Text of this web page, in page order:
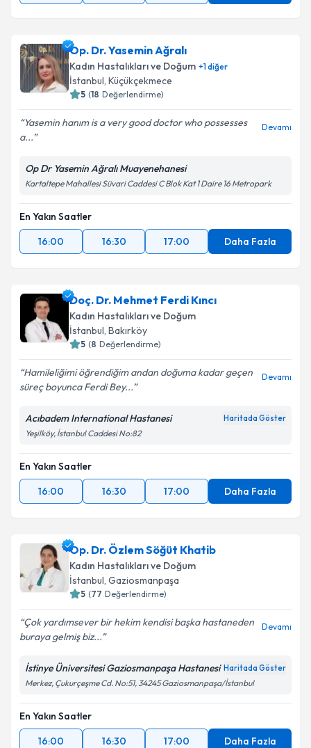
Op. Dr. Yasemin Ağralı
Kadın Hastalıkları ve Doğum +1diğer
İstanbul, Küçükçekmece
5 (18 Değerlendirme)
Yasemin hanım is a very good doctor who possesses
a...
Devamı
Op Dr Yasemin Ağralı Muayenehanesi
Kartaltepe Mahallesi Süvari Caddesi C Blok Kat 1 Daire 16 Metropark
En Yakın Saatler
16:00
16:30 17:00 Daha Fazla
Doç. Dr. Mehmet Ferdi Kıncı
Kadın Hastalıkları ve Doğum
İstanbul, Bakırköy
5 (8 Değerlendirme)
Hamileliğimi öğrendiğim andan doğuma kadar geçen
süreç boyunca Ferdi Bey...
Devamı
Acıbadem International Hastanesi Haritada Göster
Yeşilköy, İstanbul Caddesi No:82
En Yakın Saatler
16:00
16:30 17:00 Daha Fazla
Op. Dr. Özlem Söğüt Khatib
Kadın Hastalıkları ve Doğum
İstanbul, Gaziosmanpaşa
5 (77 Değerlendirme)
Çok yardımsever bir hekim kendisi başka hastaneden
buraya gelmiş biz...
Devamı
İstinye Üniversitesi Gaziosmanpaşa Hastanesi Haritada Göster
Merkez, Çukurçeşme Cd. No:51, 34245 Gaziosmanpaşa/İstanbul
En Yakın Saatler
16:00
16:30 17:00 Daha Fazla